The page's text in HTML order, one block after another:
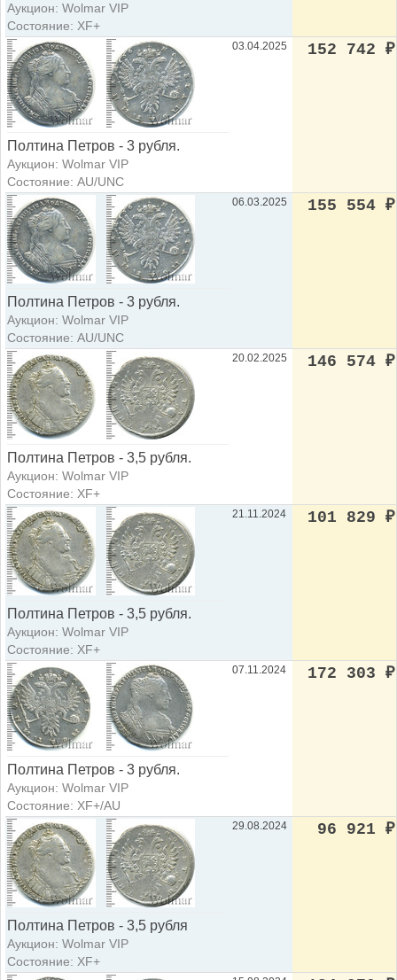
Аукцион: Wolmar VIP
Состояние: XF+
Полтина Петров - 3 рубля.
Аукцион: Wolmar VIP
Состояние: AU/UNC
03.04.2025 152 742 ₽
Полтина Петров - 3 рубля.
Аукцион: Wolmar VIP
Состояние: AU/UNC
06.03.2025 155 554 ₽
Полтина Петров - 3,5 рубля.
Аукцион: Wolmar VIP
Состояние: XF+
20.02.2025 146 574 ₽
Полтина Петров - 3,5 рубля.
Аукцион: Wolmar VIP
Состояние: XF+
21.11.2024 101 829 ₽
Полтина Петров - 3 рубля.
Аукцион: Wolmar VIP
Состояние: XF+/AU
07.11.2024 172 303 ₽
Полтина Петров - 3,5 рубля
Аукцион: Wolmar VIP
Состояние: XF+
29.08.2024 96 921 ₽